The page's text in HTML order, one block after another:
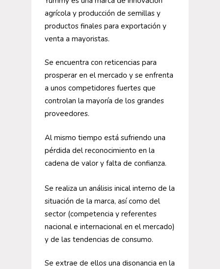
agrícola y producción de semillas y
productos finales para exportación y
venta a mayoristas.
Se encuentra con reticencias para
prosperar en el mercado y se enfrenta
a unos competidores fuertes que
controlan la mayoría de los grandes
proveedores.
Al mismo tiempo está sufriendo una
pérdida del reconocimiento en la
cadena de valor y falta de confianza.
Se realiza un análisis inical interno de la
situación de la marca, así como del
sector (competencia y referentes
nacional e internacional en el mercado)
y de las tendencias de consumo.
Se extrae de ellos una disonancia en la